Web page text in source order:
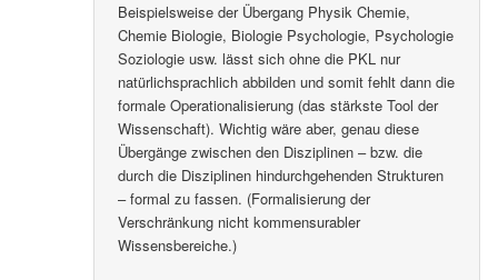
Beispielsweise der Übergang Physik Chemie,
Chemie Biologie, Biologie Psychologie, Psychologie
Soziologie usw. lässt sich ohne die PKL nur
natürlichsprachlich abbilden und somit fehlt dann die
formale Operationalisierung (das stärkste Tool der
Wissenschaft). Wichtig wäre aber, genau diese
Übergänge zwischen den Disziplinen – bzw. die
durch die Disziplinen hindurchgehenden Strukturen
– formal zu fassen. (Formalisierung der
Verschränkung nicht kommensurabler
Wissensbereiche.)